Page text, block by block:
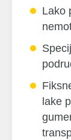
Lako
lake